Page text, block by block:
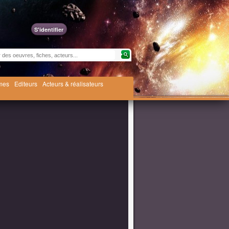
S'identifier
Editeurs Acteurs & réalisateurs